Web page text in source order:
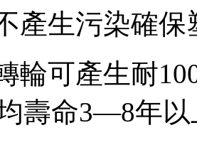
生污染確保
可產生耐
壽命3—8年以